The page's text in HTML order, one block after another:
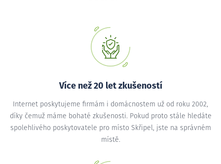
Více než 20 let zkušeností
Internet poskytujeme firmám i domácnostem už od roku 2002,
díky čemuž máme bohaté zkušenosti. Pokud proto stále hledáte
spolehlivého poskytovatele pro místo Skřipel, jste na správném
místě.